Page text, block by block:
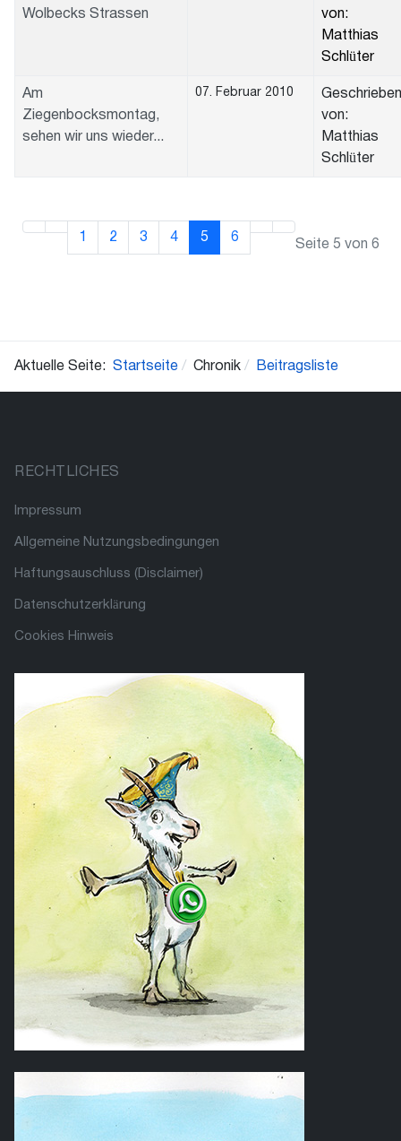
Wolbecks Strassen
von:
Matthias
Schlüter
Am
Ziegenbocksmontag,
sehen wir uns wieder...
07. Februar 2010
Geschrieben
von:
Matthias
Schlüter
1 2 3 4 5 6
Seite 5 von 6
Aktuelle Seite: Startseite Chronik Beitragsliste
RECHTLICHES
Impressum
Allgemeine Nutzungsbedingungen
Haftungsauschluss (Disclaimer)
Datenschutzerklärung
Cookies Hinweis